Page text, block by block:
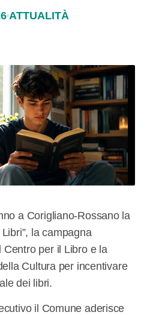
ATTUALITÀ
a Corigliano-Rossano la
la campagna
per il Libro e la
Cultura per incentivare
dei libri.
il Comune aderisce